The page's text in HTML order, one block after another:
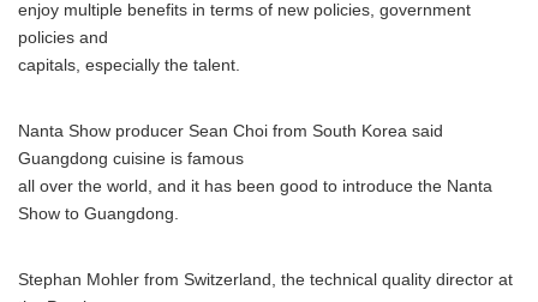
enjoy multiple benefits in terms of new policies, government
policies and
capitals, especially the talent.
Nanta Show producer Sean Choi from South Korea said
Guangdong cuisine is famous
all over the world, and it has been good to introduce the Nanta
Show to Guangdong.
Stephan Mohler from Switzerland, the technical quality director at